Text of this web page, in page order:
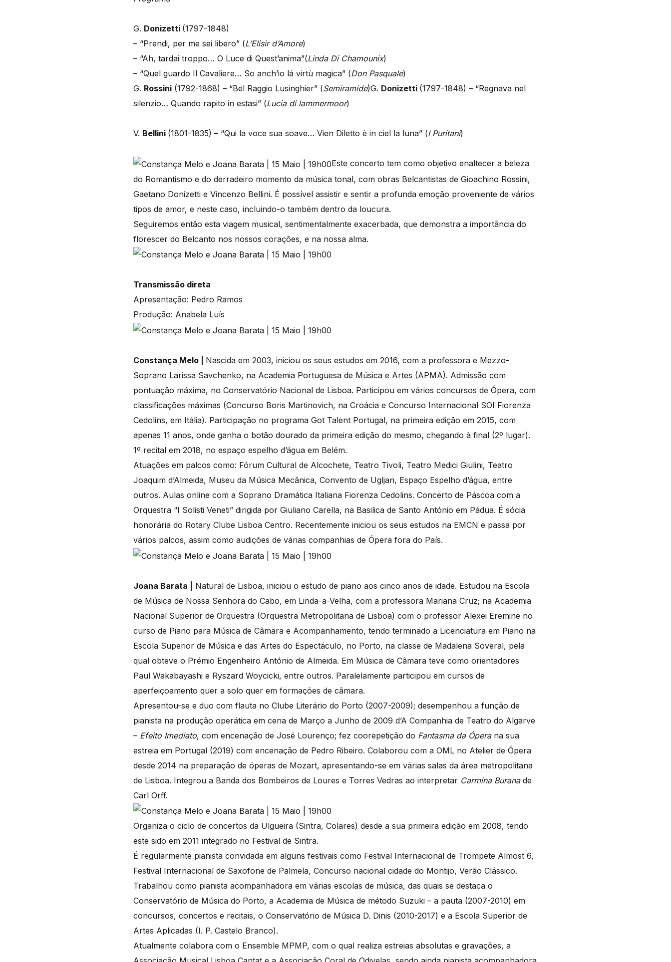
G. Donizetti (1797-1848)
– “Prendi, per me sei libero” (L’Elisir d’Amore)
– “Ah, tardai troppo… O Luce di Quest’anima”(Linda Di Chamounix)
– “Quel guardo Il Cavaliere… So anch’io lá virtù magica” (Don Pasquale)
G. Rossini (1792-1868) – “Bel Raggio Lusinghier” (Semiramide)G. Donizetti (1797-1848) – “Regnava nel
silenzio… Quando rapito in estasi” (Lucia di lammermoor)
V. Bellini (1801-1835) – “Qui la voce sua soave… Vien Diletto è in ciel la luna” (I Puritani)
Este concerto tem como objetivo enaltecer a beleza
do Romantismo e do derradeiro momento da música tonal, com obras Belcantistas de Gioachino Rossini,
Gaetano Donizetti e Vincenzo Bellini. É possível assistir e sentir a profunda emoção proveniente de vários
tipos de amor, e neste caso, incluindo-o também dentro da loucura.
Seguiremos então esta viagem musical, sentimentalmente exacerbada, que demonstra a importância do
florescer do Belcanto nos nossos corações, e na nossa alma.
Transmissão direta
Apresentação: Pedro Ramos
Produção: Anabela Luís
Constança Melo | Nascida em 2003, iniciou os seus estudos em 2016, com a professora e Mezzo-
Soprano Larissa Savchenko, na Academia Portuguesa de Música e Artes (APMA). Admissão com
pontuação máxima, no Conservatório Nacional de Lisboa. Participou em vários concursos de Ópera, com
classificações máximas (Concurso Boris Martinovich, na Croácia e Concurso Internacional SOI Fiorenza
Cedolins, em Itália). Participação no programa Got Talent Portugal, na primeira edição em 2015, com
apenas 11 anos, onde ganha o botão dourado da primeira edição do mesmo, chegando à final (2º lugar).
1º recital em 2018, no espaço espelho d’água em Belém.
Atuações em palcos como: Fórum Cultural de Alcochete, Teatro Tivoli, Teatro Medici Giulini, Teatro
Joaquim d’Almeida, Museu da Música Mecânica, Convento de Ugljan, Espaço Espelho d’água, entre
outros. Aulas online com a Soprano Dramática Italiana Fiorenza Cedolins. Concerto de Páscoa com a
Orquestra “I Solisti Veneti” dirigida por Giuliano Carella, na Basilica de Santo António em Pádua. É sócia
honorária do Rotary Clube Lisboa Centro. Recentemente iniciou os seus estudos na EMCN e passa por
vários palcos, assim como audições de várias companhias de Ópera fora do País.
Joana Barata |
Natural de Lisboa, iniciou o estudo de piano aos cinco anos de idade. Estudou na Escola
de Música de Nossa Senhora do Cabo, em Linda-a-Velha, com a professora Mariana Cruz; na Academia
Nacional Superior de Orquestra (Orquestra Metropolitana de Lisboa) com o professor Alexei Eremine no
curso de Piano para Música de Câmara e Acompanhamento, tendo terminado a Licenciatura em Piano na
Escola Superior de Música e das Artes do Espectáculo, no Porto, na classe de Madalena Soveral, pela
qual obteve o Prémio Engenheiro António de Almeida. Em Música de Câmara teve como orientadores
Paul Wakabayashi e Ryszard Woycicki, entre outros. Paralelamente participou em cursos de
aperfeiçoamento quer a solo quer em formações de câmara.
Apresentou-se e duo com flauta no Clube Literário do Porto (2007-2009); desempenhou a função de
pianista na produção operática em cena de Março a Junho de 2009 d’A Companhia de Teatro do Algarve
– Efeito Imediato, com encenação de José Lourenço; fez coorepetição do Fantasma da Óperana sua
estreia em Portugal (2019) com encenação de Pedro Ribeiro. Colaborou com a OML no Atelier de Ópera
desde 2014 na preparação de óperas de Mozart, apresentando-se em várias salas da área metropolitana
de Lisboa. Integrou a Banda dos Bombeiros de Loures e Torres Vedras ao interpretar Carmina Burana de
Carl Orff.
Organiza o ciclo de concertos da Ulgueira (Sintra, Colares) desde a sua primeira edição em 2008, tendo
este sido em 2011 integrado no Festival de Sintra.
É regularmente pianista convidada em alguns festivais como Festival Internacional de Trompete Almost 6,
Festival Internacional de Saxofone de Palmela, Concurso nacional cidade do Montijo, Verão Clássico.
Trabalhou como pianista acompanhadora em várias escolas de música, das quais se destaca o
Conservatório de Música do Porto, a Academia de Música de método Suzuki – a pauta (2007-2010) em
concursos, concertos e recitais, o Conservatório de Música D. Dinis (2010-2017) e a Escola Superior de
Artes Aplicadas (I. P. Castelo Branco).
Atualmente colabora com o Ensemble MPMP, com o qual realiza estreias absolutas e gravações, a